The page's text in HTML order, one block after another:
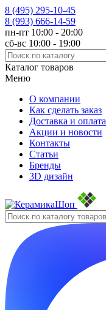
8 (495) 295-10-45
8 (993) 666-14-59
пн-пт 10:00 - 20:00
сб-вс 10:00 - 19:00
Каталог товаров
Меню
О компании
Как сделать заказ
Доставка и оплата
Акции и новости
Контакты
Статьи
Бренды
3D дизайн